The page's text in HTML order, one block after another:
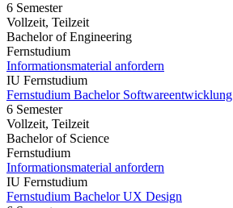
6 Semester
Vollzeit, Teilzeit
Bachelor of Engineering
Fernstudium
Informationsmaterial anfordern
IU Fernstudium
Fernstudium Bachelor Softwareentwicklung
6 Semester
Vollzeit, Teilzeit
Bachelor of Science
Fernstudium
Informationsmaterial anfordern
IU Fernstudium
Fernstudium Bachelor UX Design